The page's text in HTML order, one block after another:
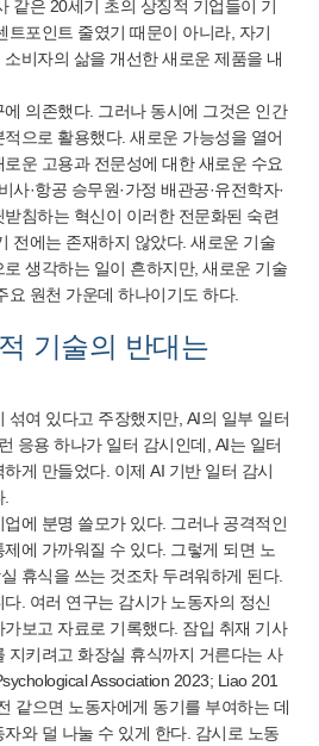
같은 20세기 초의 상징적 기업들이 기
트포인트 줄였기 때문이 아니라, 자기
비자의 삶을 개선한 새로운 제품을 내
의존했다. 그러나 동시에 그것은 인간
으로 활용했다. 새로운 가능성을 열어
운 고용과 전문성에 대한 새로운 수요
사·항공 승무원·가정 배관공·유전학자·
침하는 혁신이 이러한 전문화된 숙련
전에는 존재하지 않았다. 새로운 기술
생각하는 일이 흔하지만, 새로운 기술
요 원천 가운데 하나이기도 하다.
기술의 반대는
섞여 있다고 주장했지만, AI의 일부 일터
응용 하나가 일터 감시인데, AI는 일터
게 만들었다. 이제 AI 기반 일터 감시
에 분명 쓸모가 있다. 그러나 공격적인
에 가까워질 수 있다. 그렇게 되면 노
휴식을 쓰는 것조차 두려워하게 된다.
. 여러 연구는 감시가 노동자의 정신
보고 자료로 기록했다. 잠입 취재 기사
지키려고 화장실 휴식까지 거른다는 사
Association 2023; Liao 201
같으면 노동자에게 동기를 부여하는 데
와 덜 나눌 수 있게 한다. 감시로 노동